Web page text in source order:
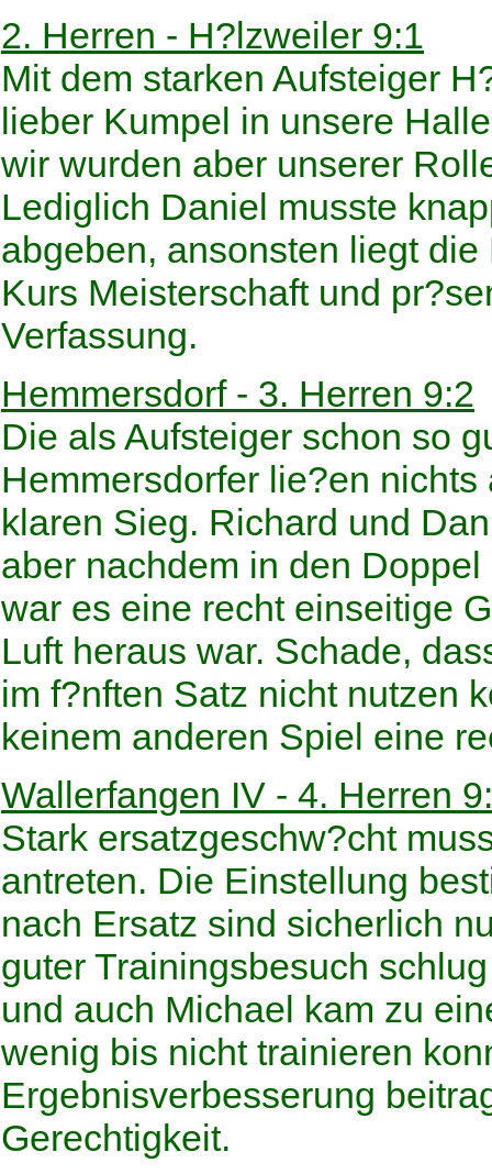
2. Herren - H?lzweiler 9:1
Mit dem starken Aufsteiger
lieber Kumpel in unsere
wir wurden aber unserer
Lediglich Daniel musste
abgeben, ansonsten liegt
Kurs Meisterschaft und
Verfassung.
Hemmersdorf - 3. Herren 9:2
Die als Aufsteiger schon so
Hemmersdorfer lie?en
klaren Sieg. Richard und
aber nachdem in den
war es eine recht einseitige
Luft heraus war. Schade,
im f?nften Satz nicht nutzen
keinem anderen Spiel eine
Wallerfangen IV - 4. Herren
Stark ersatzgeschw?cht
antreten. Die Einstellung
nach Ersatz sind sicherlich
guter Trainingsbesuch
und auch Michael kam zu
wenig bis nicht trainieren
Ergebnisverbesserung
Gerechtigkeit.